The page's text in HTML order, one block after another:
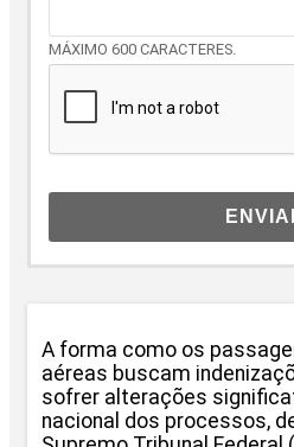
MÁXIMO 600 CARACTERES.
A forma como os
aéreas buscam
sofrer alterações
nacional dos processos,